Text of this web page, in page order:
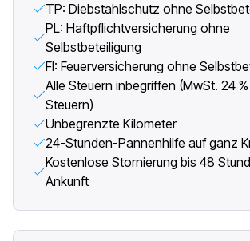
TP: Diebstahlschutz ohne
PL: Haftpflichtversicherung ohne
Selbstbeteiligung
FI: Feuerversicherung ohne
Alle Steuern inbegriffen (MwSt. 24
Steuern)
Unbegrenzte Kilometer
24-Stunden-Pannenhilfe auf ganz
Kostenlose Stornierung bis 48
Ankunft